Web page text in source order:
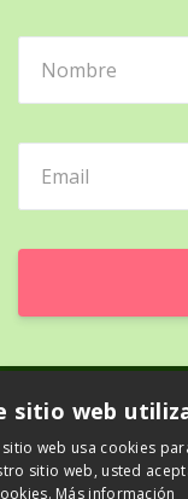
sitio web
sitio web usa cookies
sitio web, usted
Más información